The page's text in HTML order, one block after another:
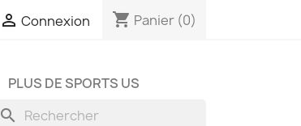
 Connexion shopping_cart Panier (0)
PLUS DE SPORTS US
search